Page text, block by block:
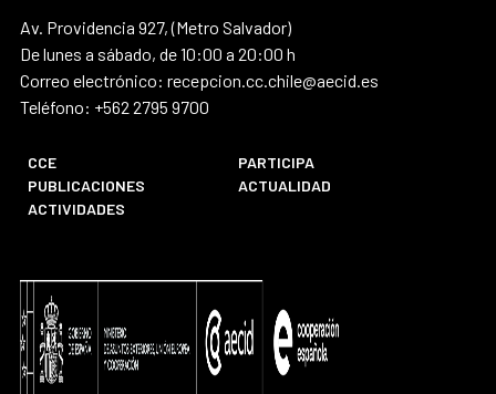
Av. Providencia 927, (Metro Salvador)
De lunes a sábado, de 10:00 a 20:00 h
Correo electrónico: recepcion.cc.chile@aecid.es
Teléfono: +562 2795 9700
CCE
PARTICIPA
PUBLICACIONES
ACTUALIDAD
ACTIVIDADES